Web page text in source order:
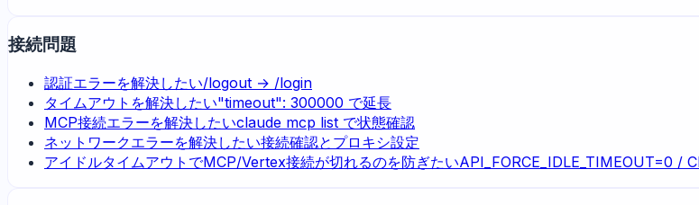
接続問題
認証エラーを解決したい/logout → /login
タイムアウトを解決したい"timeout": 300000 で延長
MCP接続エラーを解決したいclaude mcp list で状態確認
ネットワークエラーを解決したい接続確認とプロキシ設定
アイドルタイムアウトでMCP/Vertex接続が切れるのを防ぎたいAPI_FORCE_IDLE_TIMEOUT=0 /